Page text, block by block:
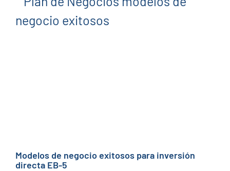
Modelos de negocio exitosos para inversión
directa EB-5